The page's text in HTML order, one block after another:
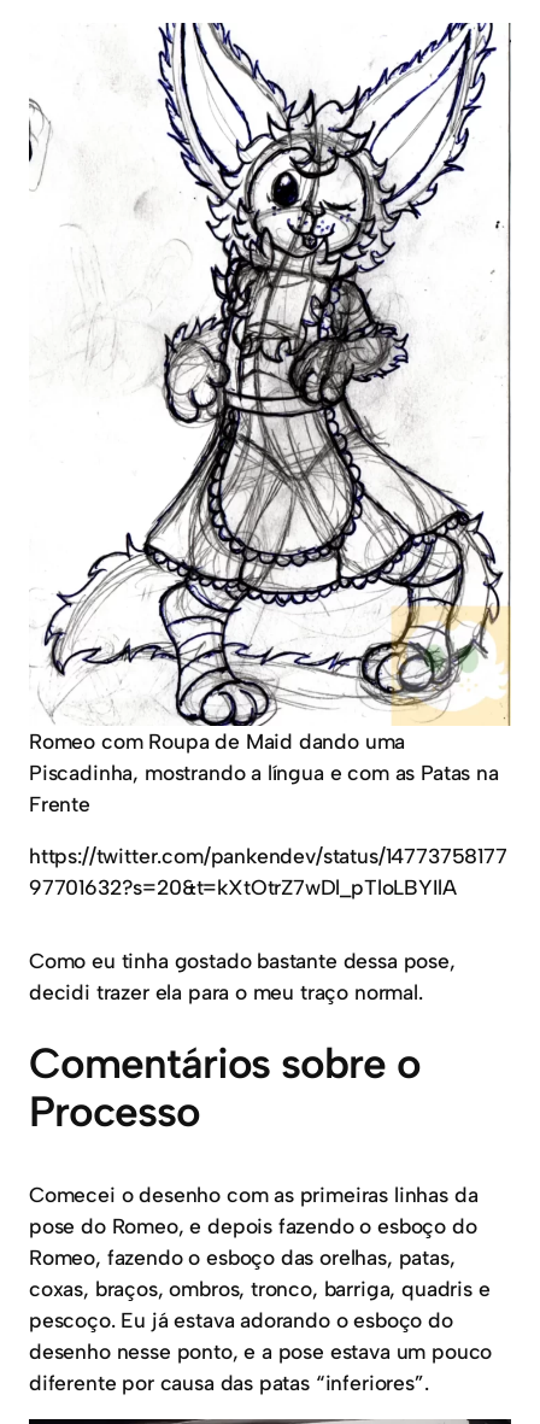
Romeo com Roupa de Maid dando uma
Piscadinha, mostrando a língua e com as Patas na
Frente
https://twitter.com/pankendev/status/14773758177
97701632?s=20&t=kXtOtrZ7wDl_pTloLBYIlA
Como eu tinha gostado bastante dessa pose,
decidi trazer ela para o meu traço normal.
Comentários sobre o
Processo
Comecei o desenho com as primeiras linhas da
pose do Romeo, e depois fazendo o esboço do
Romeo, fazendo o esboço das orelhas, patas,
coxas, braços, ombros, tronco, barriga, quadris e
pescoço. Eu já estava adorando o esboço do
desenho nesse ponto, e a pose estava um pouco
diferente por causa das patas “inferiores”.